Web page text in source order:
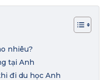
nhiêu?
tại Anh
đi du học Anh